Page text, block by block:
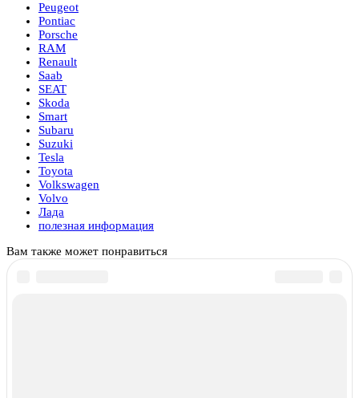
Peugeot
Pontiac
Porsche
RAM
Renault
Saab
SEAT
Skoda
Smart
Subaru
Suzuki
Tesla
Toyota
Volkswagen
Volvo
Лада
полезная информация
Вам также может понравиться